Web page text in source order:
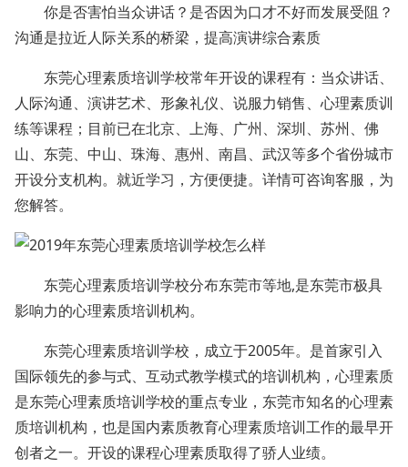
你是否害怕当众讲话？是否因为口才不好而发展受阻？
沟通是拉近人际关系的桥梁，提高演讲综合素质
东莞心理素质培训学校常年开设的课程有：当众讲话、
人际沟通、演讲艺术、形象礼仪、说服力销售、心理素质训
练等课程；目前已在北京、上海、广州、深圳、苏州、佛
山、东莞、中山、珠海、惠州、南昌、武汉等多个省份城市
开设分支机构。就近学习，方便便捷。详情可咨询客服，为
您解答。
东莞心理素质培训学校分布东莞市等地,是东莞市极具
影响力的心理素质培训机构。
东莞心理素质培训学校，成立于2005年。是首家引入
国际领先的参与式、互动式教学模式的培训机构，心理素质
是东莞心理素质培训学校的重点专业，东莞市知名的心理素
质培训机构，也是国内素质教育心理素质培训工作的最早开
创者之一。开设的课程心理素质取得了骄人业绩。